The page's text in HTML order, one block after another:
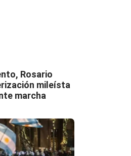
Rosario
mileísta
marcha